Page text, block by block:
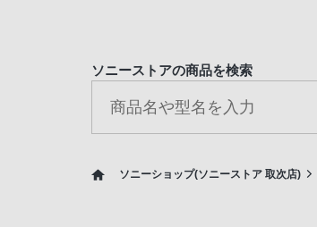
ソニーストアの商品を検索
ソニーショップ(ソニーストア 取次店)